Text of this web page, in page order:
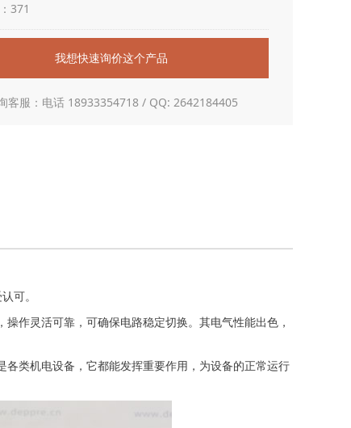
371
我想快速询价这个产品
客服：电话 18933354718 / QQ: 2642184405
可。
作灵活可靠，可确保电路稳定切换。其电气性能出色，
类机电设备，它都能发挥重要作用，为设备的正常运行